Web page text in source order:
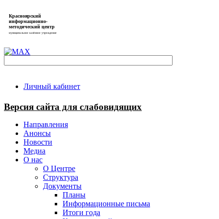
Красноярский
информационно-
методический центр
муниципальное казённое учреждение
Личный кабинет
Версия сайта для слабовидящих
Направления
Анонсы
Новости
Медиа
О нас
О Центре
Структура
Документы
Планы
Информационные письма
Итоги года